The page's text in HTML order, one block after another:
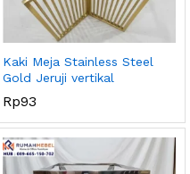
Kaki Meja Stainless Steel
Gold Jeruji vertikal
Rp93